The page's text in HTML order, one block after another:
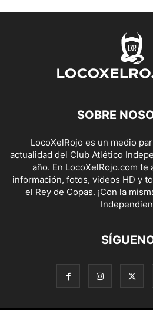
SOBRE
LocoXelRojo es un medio
actualidad del Club Atlético
año. En LocoXelRojo.com te
información, fotos, videos HD y
el Rey de Copas. ¡Con la